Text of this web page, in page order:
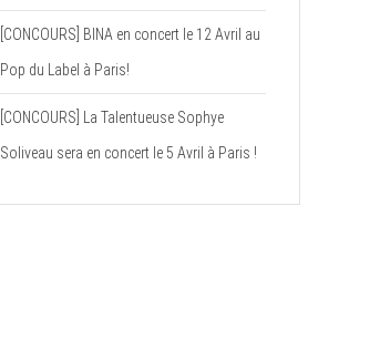
[CONCOURS] BINA en concert le 12 Avril au
Pop du Label à Paris!
[CONCOURS] La Talentueuse Sophye
Soliveau sera en concert le 5 Avril à Paris !